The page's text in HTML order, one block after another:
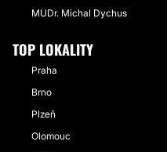
MUDr. Michal Dychus
TOP LOKALITY
Praha
Brno
Plzeň
Olomouc